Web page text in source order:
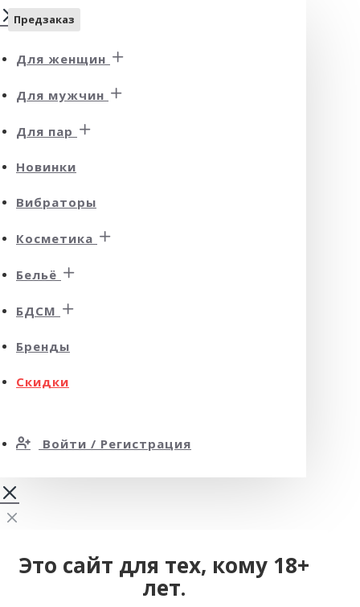
Для женщин
Для мужчин
Для пар
Новинки
Вибраторы
Косметика
Бельё
БДСМ
Бренды
Скидки
Войти / Регистрация
Это сайт для тех, кому 18+
лет.
Предзаказ